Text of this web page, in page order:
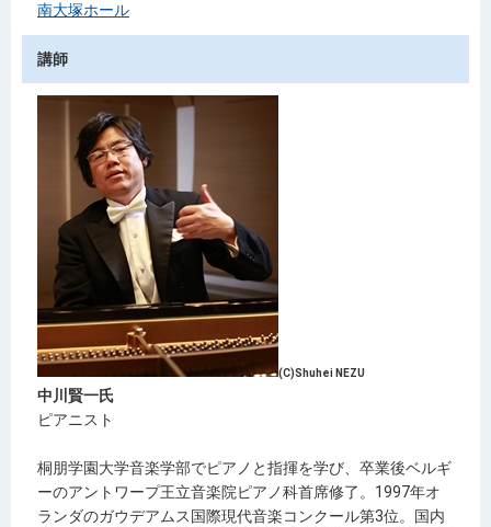
南大塚ホール
講師
(C)Shuhei NEZU
中川賢一氏
ピアニスト
桐朋学園大学音楽学部でピアノと指揮を学び、卒業後ベルギ
ーのアントワープ王立音楽院ピアノ科首席修了。1997年オ
ランダのガウデアムス国際現代音楽コンクール第3位。国内